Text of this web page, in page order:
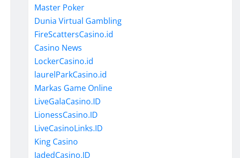
Master Poker
Dunia Virtual Gambling
FireScattersCasino.id
Casino News
LockerCasino.id
laurelParkCasino.id
Markas Game Online
LiveGalaCasino.ID
LionessCasino.ID
LiveCasinoLinks.ID
King Casino
JadedCasino.ID